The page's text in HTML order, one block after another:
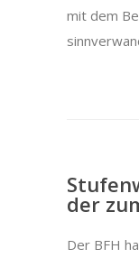
mit dem
der
Der BFH